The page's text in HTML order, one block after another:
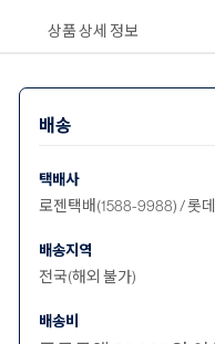
상품 상세 정보
배송
택배사
로젠택배(1588-9988) / 롯
배송지역
전국(해외 불가)
배송비